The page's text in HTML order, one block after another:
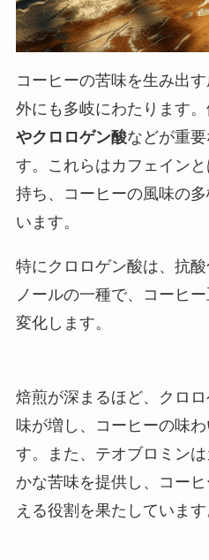
コーヒーの苦味を生み出
外にも多岐にわたります。
やクロロゲン酸などが重
す。これらはカフェイン
持ち、コーヒーの風味の
います。
特にクロロゲン酸は、抗
ノールの一種で、コーヒ
変化します。
焙煎が深まるほど、クロ
味が増し、コーヒーの味
す。また、テオブロミン
かな苦味を提供し、コー
える役割を果たしています